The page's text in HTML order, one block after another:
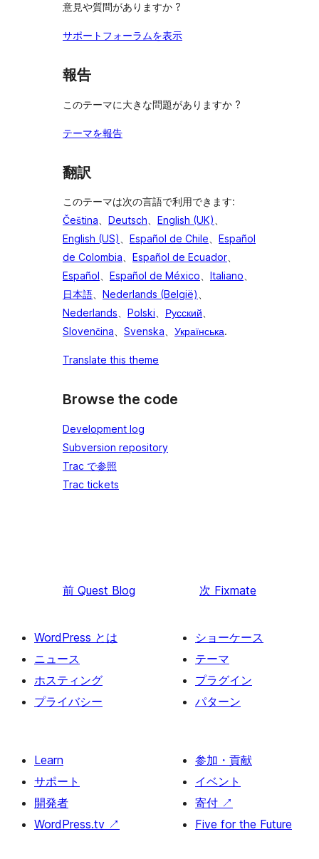
意見や質問がありますか ?
サポートフォーラムを表示
報告
このテーマに大きな問題がありますか ?
テーマを報告
翻訳
このテーマは次の言語で利用できます:
Čeština、 Deutsch、 English (UK)、
English (US)、 Español de Chile、 Español
de Colombia、 Español de Ecuador、
Español、 Español de México、 Italiano、
日本語、 Nederlands (België)、
Nederlands、 Polski、 Русский、
Slovenčina、 Svenska、 Українська.
Translate this theme
Browse the code
Development log
Subversion repository
Trac で参照
Trac tickets
前 Quest Blog 次 Fixmate
WordPress とは
ニュース
ホスティング
プライバシー
ショーケース
テーマ
プラグイン
パターン
Learn
サポート
開発者
WordPress.tv ↗
参加・貢献
イベント
寄付 ↗
Five for the Future